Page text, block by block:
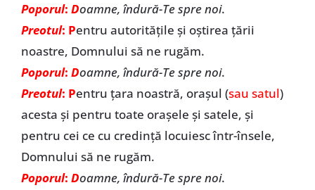
Poporul: Doamne, îndură-Te spre noi.
Preotul: Pentru autoritățile și oștirea țării
noastre, Domnului să ne rugăm.
Poporul: Doamne, îndură-Te spre noi.
Preotul: Pentru țara noastră, orașul (sau satul)
acesta și pentru toate orașele și satele, și
pentru cei ce cu credință locuiesc într-însele,
Domnului să ne rugăm.
Poporul: Doamne, îndură-Te spre noi.